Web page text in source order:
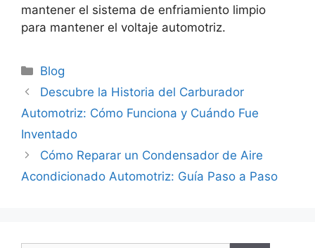
mantener el sistema de enfriamiento limpio
para mantener el voltaje automotriz.
Categorías
Blog
Descubre la Historia del Carburador
Automotriz: Cómo Funciona y Cuándo Fue
Inventado
Cómo Reparar un Condensador de Aire
Acondicionado Automotriz: Guía Paso a Paso